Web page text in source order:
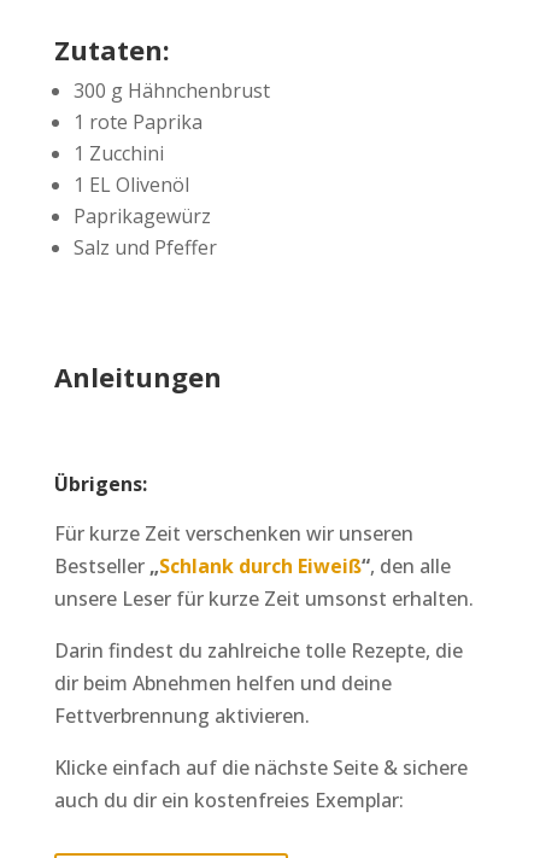
Zutaten:
300 g Hähnchenbrust
1 rote Paprika
1 Zucchini
1 EL Olivenöl
Paprikagewürz
Salz und Pfeffer
Anleitungen
Übrigens:
Für kurze Zeit verschenken wir unseren
Bestseller „Schlank durch Eiweiß“, den alle
unsere Leser für kurze Zeit umsonst erhalten.
Darin findest du zahlreiche tolle Rezepte, die
dir beim Abnehmen helfen und deine
Fettverbrennung aktivieren.
Klicke einfach auf die nächste Seite & sichere
auch du dir ein kostenfreies Exemplar: